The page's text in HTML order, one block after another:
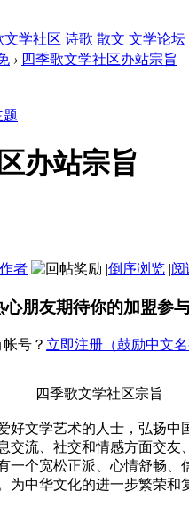
文学社区 诗歌 散文 文学论坛
› 四季歌文学社区办站宗旨
办站宗旨
者 |倒序浏览 |阅
朋友期待你的加盟参与
号？ 立即注册（鼓励中文名
区宗旨
好文学艺术的人士，弘扬
交流、社交和情感方面交
一个宽松正派、心情舒畅
中华文化的进一步繁荣和